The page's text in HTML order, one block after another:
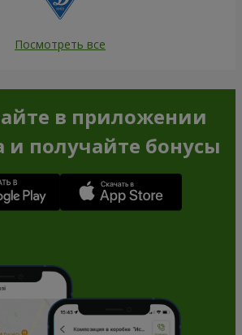
Посмотреть все
в приложении
и получайте бонусы